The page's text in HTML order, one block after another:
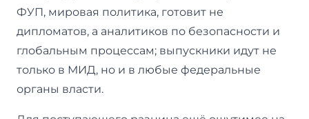
ФУП, мировая политика, готовит не
дипломатов, а аналитиков по безопасности и
глобальным процессам; выпускники идут не
только в МИД, но и в любые федеральные
органы власти.